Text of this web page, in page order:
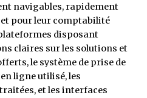
navigables, rapidement
pour leur comptabilité
disposant
claires sur les solutions et
le système de prise de
ligne utilisé, les
et les interfaces